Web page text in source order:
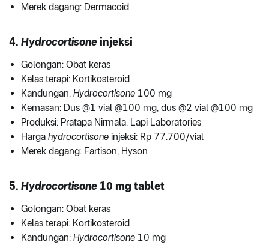
Merek dagang: Dermacoid
4. Hydrocortisoneinjeksi
Golongan: Obat keras
Kelas terapi: Kortikosteroid
Kandungan: Hydrocortisone 100 mg
Kemasan: Dus @1 vial @100 mg, dus @2 vial @100 mg
Produksi: Pratapa Nirmala, Lapi Laboratories
Harga hydrocortisone injeksi: Rp 77.700/vial
Merek dagang: Fartison, Hyson
5. Hydrocortisone 10 mg tablet
Golongan: Obat keras
Kelas terapi: Kortikosteroid
Kandungan: Hydrocortisone 10 mg